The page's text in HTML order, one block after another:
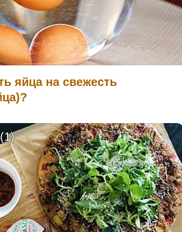
яйца на свежесть
(1)